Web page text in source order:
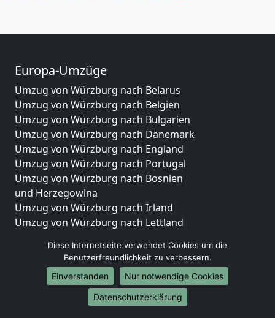
Europa-Umzüge
Umzug von Würzburg nach Belarus
Umzug von Würzburg nach Belgien
Umzug von Würzburg nach Bulgarien
Umzug von Würzburg nach Dänemark
Umzug von Würzburg nach England
Umzug von Würzburg nach Portugal
Umzug von Würzburg nach Bosnien
und Herzegowina
Umzug von Würzburg nach Irland
Umzug von Würzburg nach Lettland
Umzug von Würzburg nach Kroatien
Umzug von Würzburg nach Estland
Umzug von Würzburg nach Finnland
Umzug von Würzburg nach Frankreich
Diese Internetseite verwendet Cookies um die
Benutzerfreundlichkeit zu verbessern.
Einverstanden
Nur notwendige Cookies
Datenschutzerklärung